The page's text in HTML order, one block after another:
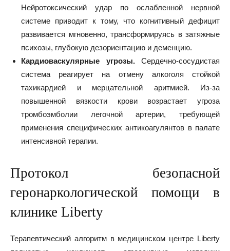
Нейротоксический удар по ослабленной нервной
системе приводит к тому, что когнитивный дефицит
развивается мгновенно, трансформируясь в затяжные
психозы, глубокую дезориентацию и деменцию.
Кардиоваскулярные угрозы.Сердечно-сосудистая
система реагирует на отмену алкоголя стойкой
тахикардией и мерцательной аритмией. Из-за
повышенной вязкости крови возрастает угроза
тромбоэмболии легочной артерии, требующей
применения специфических антикоагулянтов в палате
интенсивной терапии.
Протокол безопасной
геронаркологической помощи в
клинике Liberty
Терапевтический алгоритм в медицинском центре Liberty